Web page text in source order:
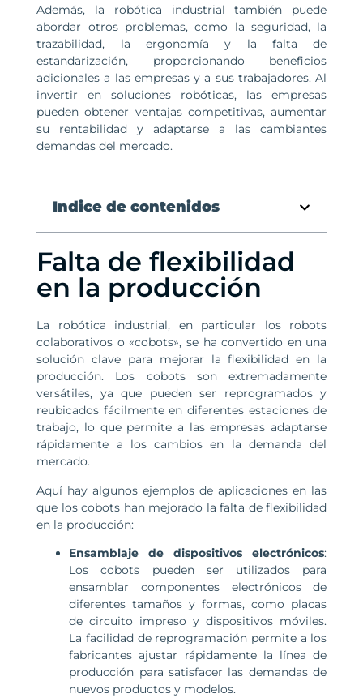
Además, la robótica industrial también puede
abordar otros problemas, como la seguridad, la
trazabilidad, la ergonomía y la falta de
estandarización, proporcionando beneficios
adicionales a las empresas y a sus trabajadores. Al
invertir en soluciones robóticas, las empresas
pueden obtener ventajas competitivas, aumentar
su rentabilidad y adaptarse a las cambiantes
demandas del mercado.
Indice de contenidos
Falta de flexibilidad
en la producción
La robótica industrial, en particular los robots
colaborativos o «cobots», se ha convertido en una
solución clave para mejorar la flexibilidad en la
producción. Los cobots son extremadamente
versátiles, ya que pueden ser reprogramados y
reubicados fácilmente en diferentes estaciones de
trabajo, lo que permite a las empresas adaptarse
rápidamente a los cambios en la demanda del
mercado.
Aquí hay algunos ejemplos de aplicaciones en las
que los cobots han mejorado la falta de flexibilidad
en la producción:
Ensamblaje de dispositivos electrónicos:
Los cobots pueden ser utilizados para
ensamblar componentes electrónicos de
diferentes tamaños y formas, como placas
de circuito impreso y dispositivos móviles.
La facilidad de reprogramación permite a los
fabricantes ajustar rápidamente la línea de
producción para satisfacer las demandas de
nuevos productos y modelos.